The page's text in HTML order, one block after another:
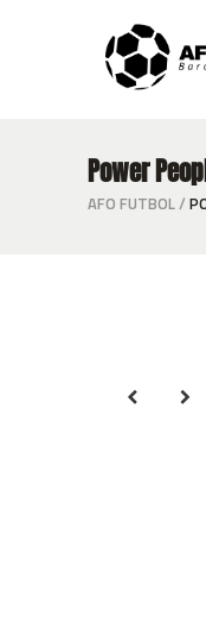
Power
AFO FUTBOL/